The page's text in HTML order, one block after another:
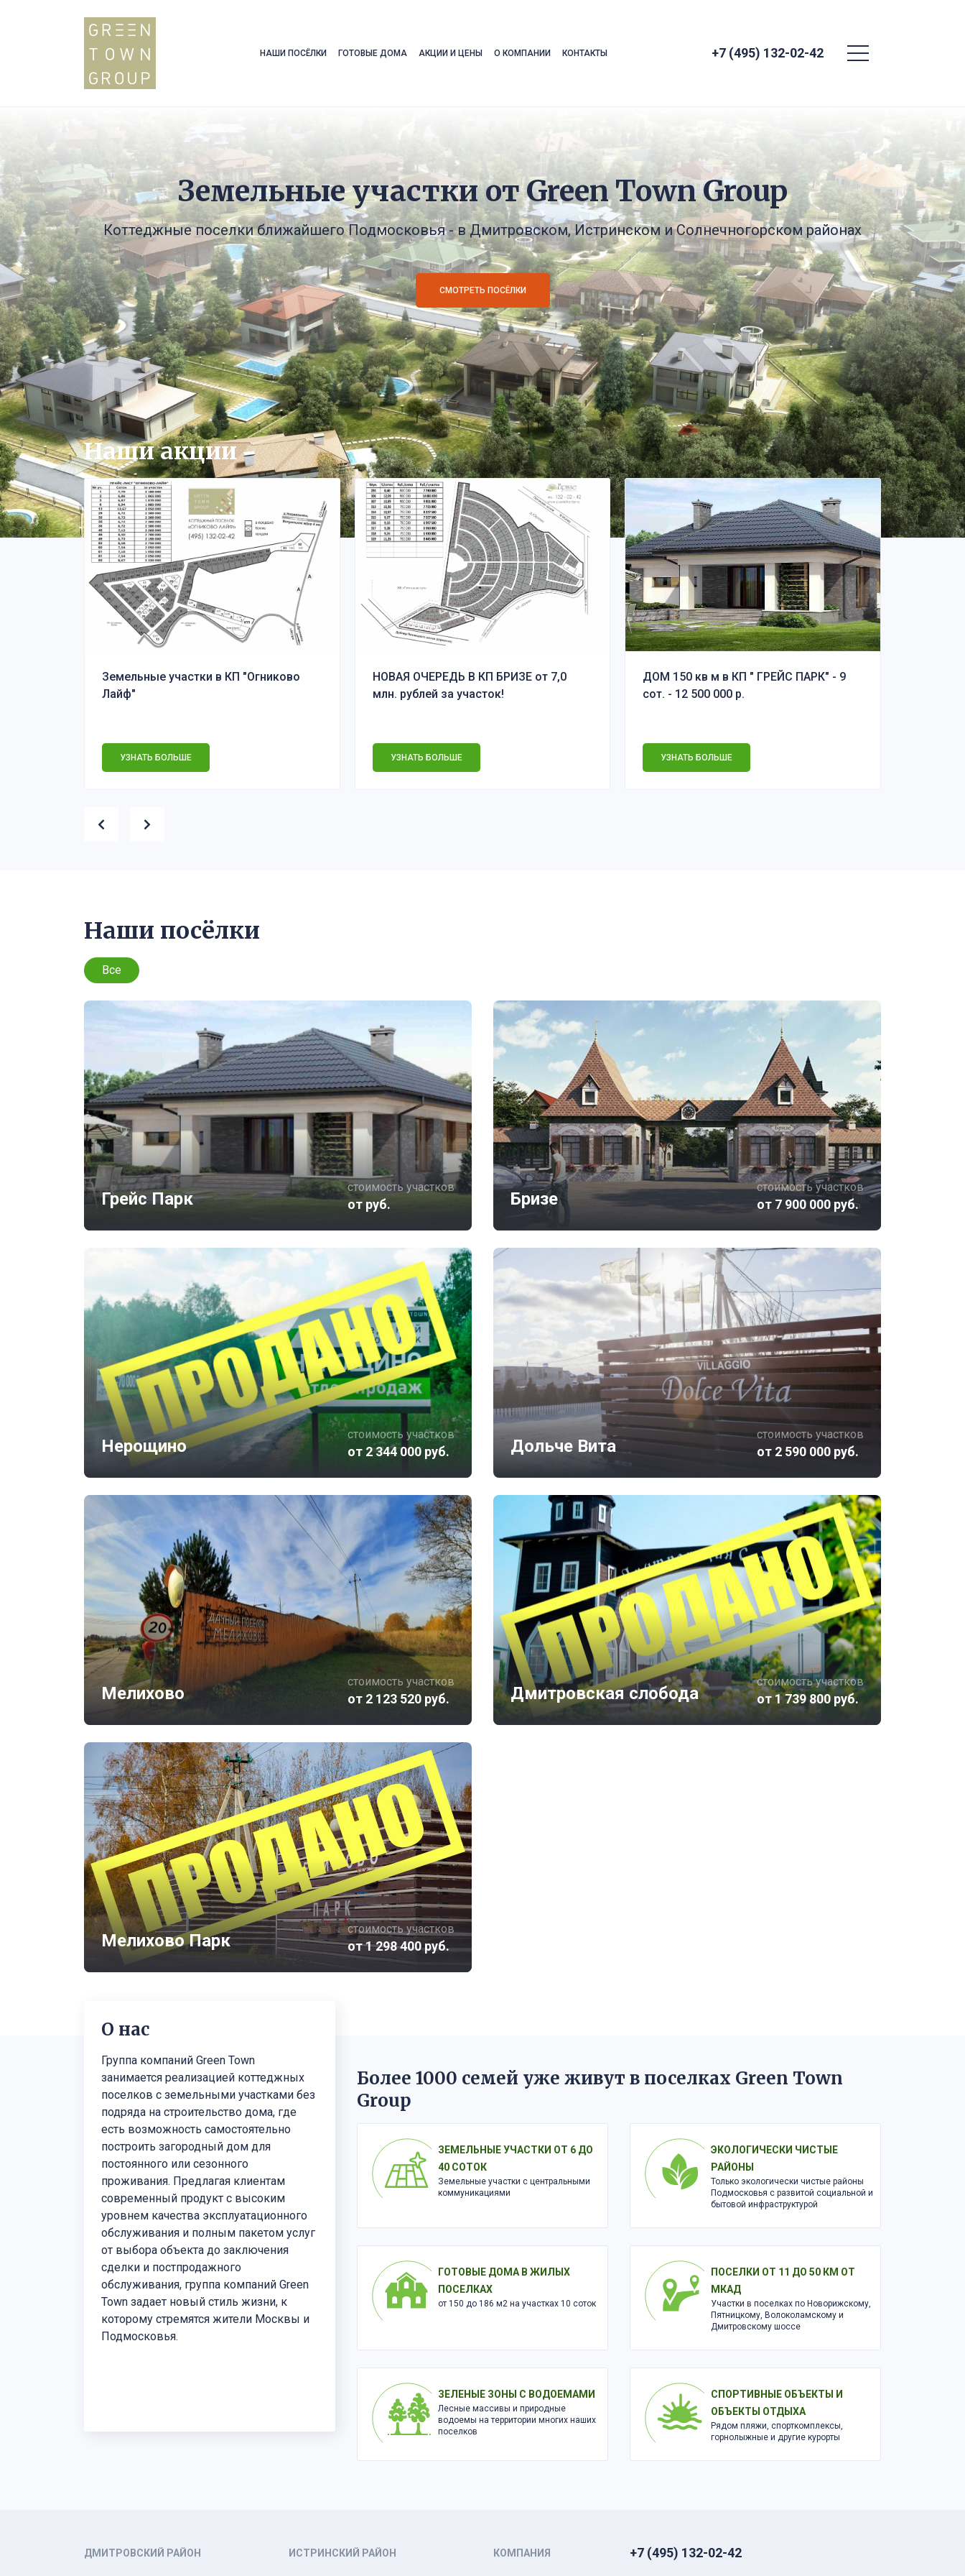
НАШИ ПОСЁЛКИ ГОТОВЫЕ ДОМА АКЦИИ И ЦЕНЫ О КОМПАНИИ КОНТАКТЫ +7 (495) 132-02-42
Земельные участки от Green Town Group
Коттеджныe поселки ближайшего Подмосковья - в Дмитровском, Истринском и Солнечногорском районах
СМОТРЕТЬ ПОСЁЛКИ
Наши акции
Земельные участки в КП "Огниково
Лайф"
УЗНАТЬ БОЛЬШЕ
НОВАЯ ОЧЕРЕДЬ В КП БРИЗЕ от 7,0
млн. рублей за участок!
УЗНАТЬ БОЛЬШЕ
ДОМ 150 кв м в КП " ГРЕЙС ПАРК" - 9
сот. - 12 500 000 р.
УЗНАТЬ БОЛЬШЕ
Наши посёлки
Все
Грейс Парк
стоимость участков
от руб. Бризе
стоимость участков
от 7 900 000 руб.
Нерощино
стоимость участков
от 2 344 000 руб. Дольче Вита
стоимость участков
от 2 590 000 руб.
Мелихово
стоимость участков
от 2 123 520 руб. Дмитровская слобода
стоимость участков
от 1 739 800 руб.
Мелихово Парк
стоимость участков
от 1 298 400 руб.
О нас
Группа компаний Green Town
занимается реализацией коттеджных
поселков с земельными участками без
подряда на строительство дома, где
есть возможность самостоятельно
построить загородный дом для
постоянного или сезонного
проживания. Предлагая клиентам
современный продукт с высоким
уровнем качества эксплуатационного
обслуживания и полным пакетом услуг
от выбора объекта до заключения
сделки и постпродажного
обслуживания, группа компаний Green
Town задает новый стиль жизни, к
которому стремятся жители Москвы и
Подмосковья.
Более 1000 семей уже живут в поселках Green Town
Group
ЗЕМЕЛЬНЫЕ УЧАСТКИ ОТ 6 ДО
40 СОТОК
Земельные участки с центральными
коммуникациями
ЭКОЛОГИЧЕСКИ ЧИСТЫЕ
РАЙОНЫ
Только экологически чистые районы
Подмосковья с развитой социальной и
бытовой инфраструктурой
ГОТОВЫЕ ДОМА В ЖИЛЫХ
ПОСЕЛКАХ
от 150 до 186 м2 на участках 10 соток
ПОСЕЛКИ ОТ 11 ДО 50 КМ ОТ
МКАД
Участки в поселках по Новорижскому,
Пятницкому, Волоколамскому и
Дмитровскому шоссе
ЗЕЛЕНЫЕ ЗОНЫ С ВОДОЕМАМИ
Лесные массивы и природные
водоемы на территории многих наших
поселков
СПОРТИВНЫЕ ОБЪЕКТЫ И
ОБЪЕКТЫ ОТДЫХА
Рядом пляжи, спорткомплексы,
горнолыжные и другие курорты
ДМИТРОВСКИЙ РАЙОН ИСТРИНСКИЙ РАЙОН КОМПАНИЯ +7 (495) 132-02-42